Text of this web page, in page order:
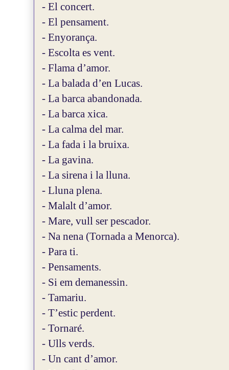
- El concert.
- El pensament.
- Enyorança.
- Escolta es vent.
- Flama d’amor.
- La balada d’en Lucas.
- La barca abandonada.
- La barca xica.
- La calma del mar.
- La fada i la bruixa.
- La gavina.
- La sirena i la lluna.
- Lluna plena.
- Malalt d’amor.
- Mare, vull ser pescador.
- Na nena (Tornada a Menorca).
- Para ti.
- Pensaments.
- Si em demanessin.
- Tamariu.
- T’estic perdent.
- Tornaré.
- Ulls verds.
- Un cant d’amor.